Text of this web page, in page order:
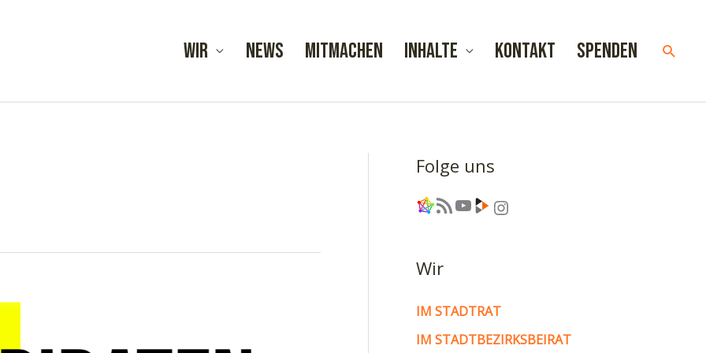
Wir News Mitmachen Inhalte Kontakt Spenden
Folge uns
Link RSS-Feed YouTube Link Instagram
Wir
IM STADTRAT
IM STADTBEZIRKSBEIRAT